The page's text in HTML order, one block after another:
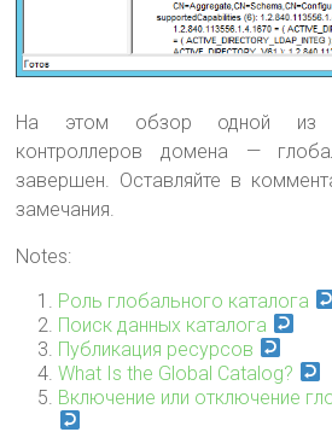
На этом обзор одной из
контроллеров домена —
завершен. Оставляйте в
замечания.
Notes:
Роль глобального каталога
Поиск данных каталога
Публикация ресурсов
What Is the Global Catalog?
Включение или отключение